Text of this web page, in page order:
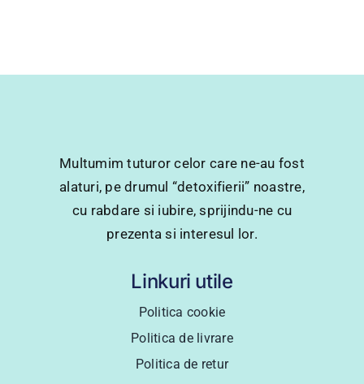
Multumim tuturor celor care ne-au fost
alaturi, pe drumul “detoxifierii” noastre,
cu rabdare si iubire, sprijindu-ne cu
prezenta si interesul lor.
Linkuri utile
Politica cookie
Politica de livrare
Politica de retur